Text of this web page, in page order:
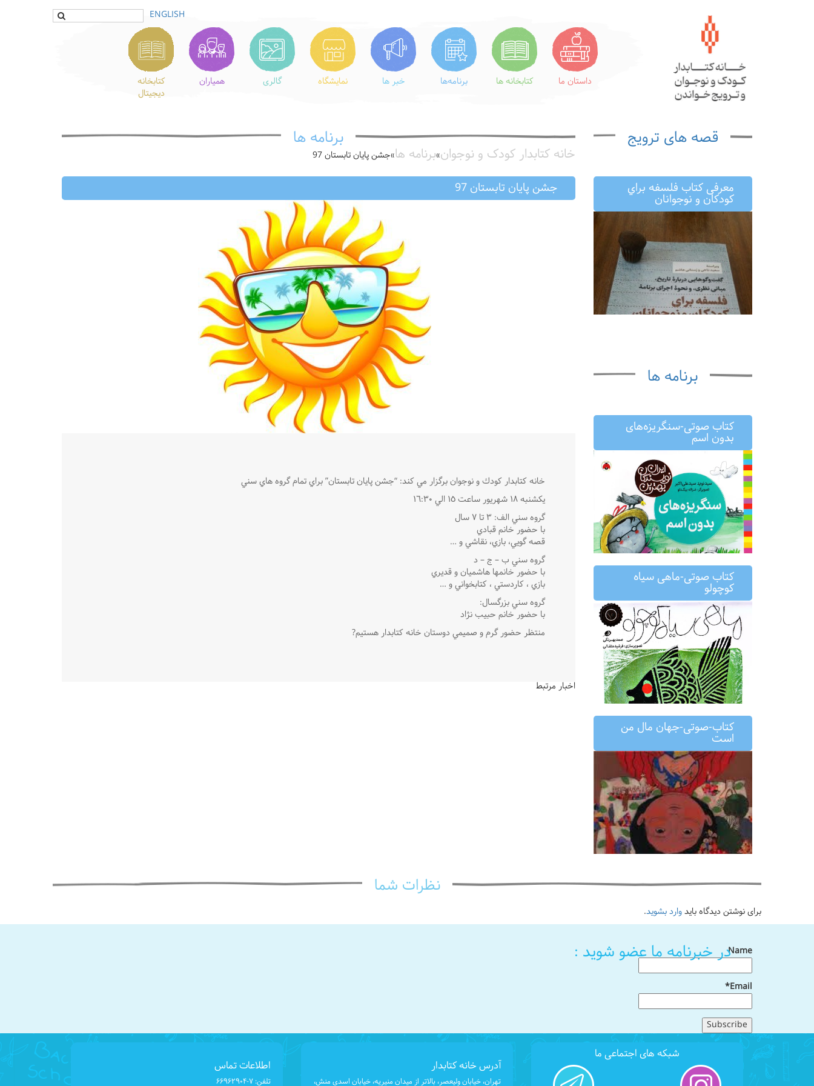
داستان ما کتابخانه ها برنامه‌ها خبر ها نمایشگاه گالری همیاران
کتابخانه
دیجیتال
ENGLISH
قصه های ترویج
معرفى كتاب فلسفه براي
كودكان و نوجوانان
برنامه ها
کتاب صوتی-سنگریزه‌های
بدون اسم
کتاب صوتی-ماهی سیاه
کوچولو
کتاب-صوتی-جهان مال من
است
برنامه ها
خانه کتابدار کودک و نوجوان»برنامه ها»جشن پایان تابستان 97
جشن پایان تابستان 97
خانه كتابدار كودك و نوجوان برگزار مي كند: “جشن پايان تابستان” براي تمام گروه هاي سني
يكشنبه ١٨ شهريور ساعت ١٥ الي ١٦:٣٠
گروه سني الف: ٣ تا ٧ سال
با حضور خانم قبادي
قصه گويي، بازي، نقاشي و …
گروه سني ب – ج – د
با حضور خانمها هاشميان و قديري
بازي ، كاردستي ، كتابخواني و …
گروه سني بزرگسال:
با حضور خانم حبيب نژاد
منتظر حضور گرم و صميمي دوستان خانه كتابدار هستيم?
اخبار مرتبط
نظرات شما
برای نوشتن دیدگاه بایدوارد بشوید.
در خبرنامه ما عضو شوید :Name
Email*
شبکه های اجتماعی ما
آدرس خانه کتابدار
تهران، خیابان ولیعصر، بالاتر از میدان منیریه، خیابان اسدی منش،
اطلاعات تماس
تلفن: ۶۶۹۶۲۹۰۴-۷